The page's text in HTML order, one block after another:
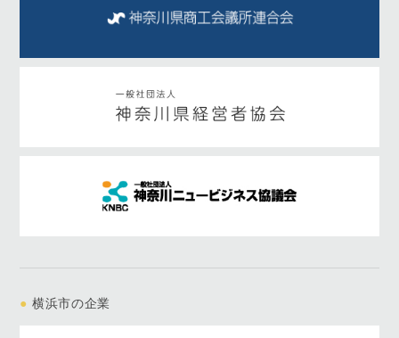
● 横浜市の企業